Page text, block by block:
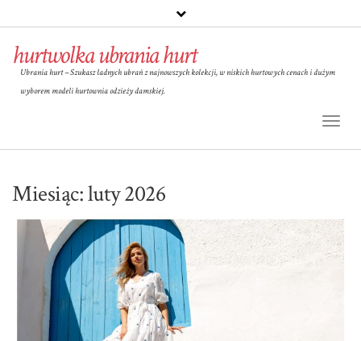
hurtwolka ubrania hurt
Ubrania hurt – Szukasz ładnych ubrań z najnowszych kolekcji, w niskich hurtowych cenach i dużym
wyborem modeli hurtownia odzieży damskiej.
Miesiąc:luty 2026